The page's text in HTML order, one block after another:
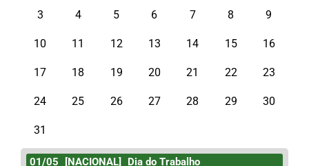
3 4 5 6 7 8 9
10 11 12 13 14 15 16
17 18 19 20 21 22 23
24 25 26 27 28 29 30
31
01/05 [NACIONAL] Dia do Trabalho